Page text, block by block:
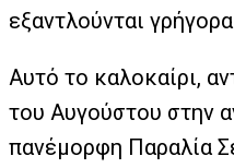
εξαντλούνται
Αυτό το καλοκαίρι,
του Αυγούστου στην
πανέμορφη Παραλία